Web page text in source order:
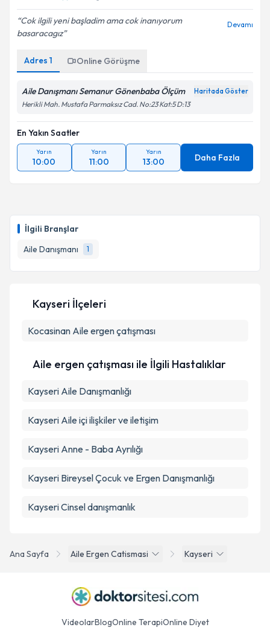
İlgili Branşlar
Aile Danışmanı
1
Kişisel verilerimin işlenmesine ilişkin
Aydınlatma
Metni
Takvim Talebini Gönder
Cok ilgili yeni başladim ama cok inanıyorum
basaracagız
Devamı
Adres 1 Online Görüşme
Aile Danışmanı Semanur Gönenbaba Ölçüm Haritada Göster
Herikli Mah. Mustafa Parmaksız Cad. No:23 Kat:5 D:13
En Yakın Saatler
Yarın
10:00
Yarın
11:00
Yarın
13:00 Daha Fazla
Ana Sayfa Aile Ergen Catismasi Kayseri
Kayseri İlçeleri
Kocasinan Aile ergen çatışması
Aile ergen çatışması ile İlgili Hastalıklar
Kayseri Aile Danışmanlığı
Kayseri Aile içi ilişkiler ve iletişim
Kayseri Anne - Baba Ayrılığı
Kayseri Bireysel Çocuk ve Ergen Danışmanlığı
Kayseri Cinsel danışmanlık
VideolarBlogOnline TerapiOnline Diyet